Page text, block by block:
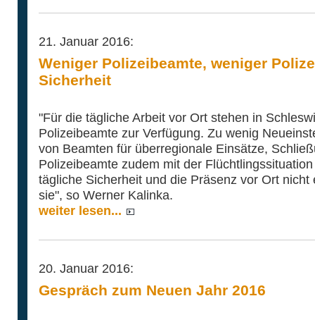
21. Januar 2016:
Weniger Polizeibeamte, weniger
Sicherheit
"Für die tägliche Arbeit vor Ort stehen in
Polizeibeamte zur Verfügung. Zu wenig
von Beamten für überregionale Einsätze,
Polizeibeamte zudem mit der
tägliche Sicherheit und die Präsenz vor Ort
sie", so Werner Kalinka.
weiter lesen...
20. Januar 2016:
Gespräch zum Neuen Jahr 2016